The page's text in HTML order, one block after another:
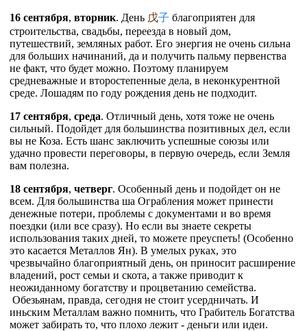
16 сентября, вторник. День 戊子 благоприятен для
строительства, свадьбы, переезда в новый дом,
путешествий, земляных работ. Его энергия не очень сильна
для больших начинаний, да и получить пальму первенства
не факт, что будет можно. Поэтому планируем
средневажные и второстепенные дела, в неконкурентной
среде. Лошадям по году рождения день не подходит.
17 сентября, среда. Отличный день, хотя тоже не очень
сильный. Подойдет для большинства позитивных дел, если
вы не Коза. Есть шанс заключить успешные союзы или
удачно провести переговоры, в первую очередь, если Земля
вам полезна.
18 сентября, четверг. Особенный день и подойдет он не
всем. Для большинства ша Ограбления может принести
денежные потери, проблемы с документами и во время
поездки (или все сразу). Но если вы знаете секреты
использования таких дней, то можете преуспеть! (Особенно
это касается Металлов Ян). В умелых руках, это
чрезвычайно благоприятный день, он приносит расширение
владений, рост семьи и скота, а также приводит к
неожиданному богатству и процветанию семейства.
Обезьянам, правда, сегодня не стоит усердничать. И
иньским Металлам важно помнить, что Грабитель Богатства
может забирать то, что плохо лежит - деньги или идеи.